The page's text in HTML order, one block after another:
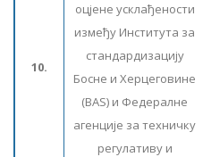
10.
оцјене усклађености
између Института за
стандардизацију
Босне и Херцеговине
(BAS) и Федералне
агенције за техничку
регулативу и